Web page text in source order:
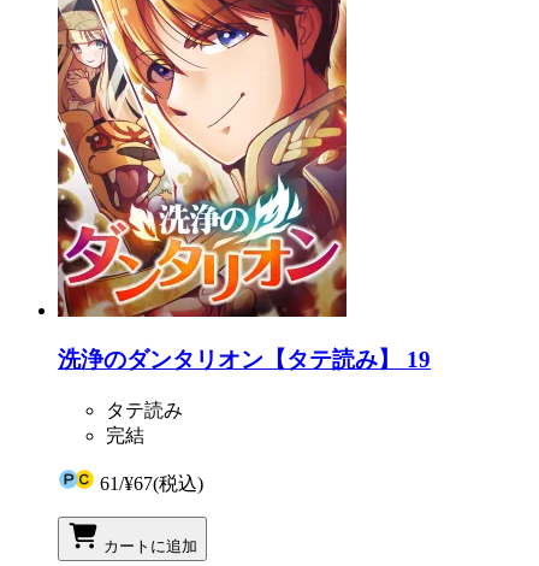
洗浄のダンタリオン【タテ読み】 19
タテ読み
完結
61/¥67(税込)
カートに追加